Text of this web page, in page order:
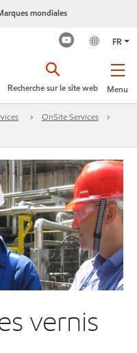
mondiales
FR
Menu
Recherche sur le site web
OnSite Services
vernis